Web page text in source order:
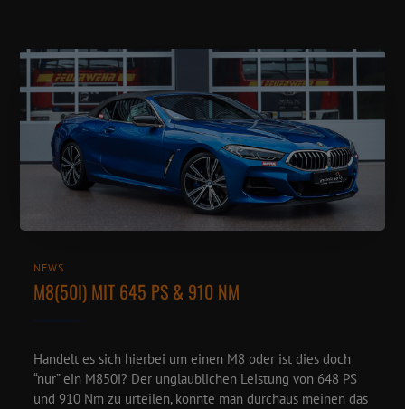
NEWS
M8(50I) MIT 645 PS & 910 NM
Handelt es sich hierbei um einen M8 oder ist dies doch
“nur” ein M850i? Der unglaublichen Leistung von 648 PS
und 910 Nm zu urteilen, könnte man durchaus meinen das